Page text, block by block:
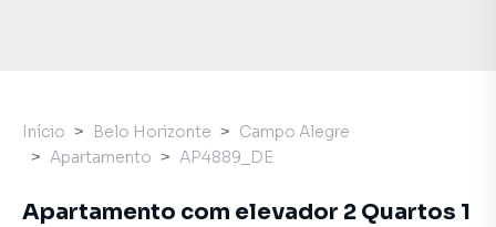
Início Belo Horizonte
Campo Alegre
Apartamento
AP4889_DE
Apartamento com elevador 2 Quartos 1